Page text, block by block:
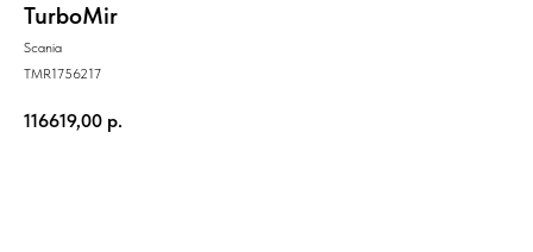
TurboMir
Scania
TMR1756217
116619,00 р.